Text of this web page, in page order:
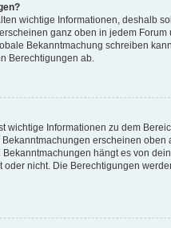
wichtige Informationen, deshalb
ganz oben in jedem
Bekanntmachung schreiben
Berechtigungen ab.
wichtige Informationen zu dem
erscheinen oben
hängt es von
nicht. Die Berechtigungen